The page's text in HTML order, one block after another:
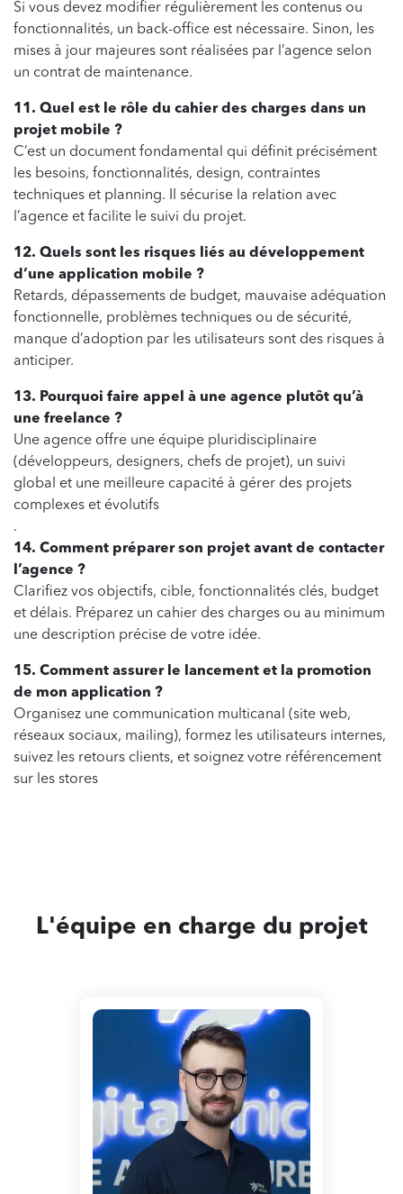
Si vous devez modifier régulièrement les contenus ou
fonctionnalités, un back-office est nécessaire. Sinon, les
mises à jour majeures sont réalisées par l’agence selon
un contrat de maintenance.
11. Quel est le rôle du cahier des charges dans un
projet mobile ?
C’est un document fondamental qui définit précisément
les besoins, fonctionnalités, design, contraintes
techniques et planning. Il sécurise la relation avec
l’agence et facilite le suivi du projet.
12. Quels sont les risques liés au développement
d’une application mobile ?
Retards, dépassements de budget, mauvaise adéquation
fonctionnelle, problèmes techniques ou de sécurité,
manque d’adoption par les utilisateurs sont des risques à
anticiper.
13. Pourquoi faire appel à une agence plutôt qu’à
une freelance ?
Une agence offre une équipe pluridisciplinaire
(développeurs, designers, chefs de projet), un suivi
global et une meilleure capacité à gérer des projets
complexes et évolutifs
.
14. Comment préparer son projet avant de contacter
l’agence ?
Clarifiez vos objectifs, cible, fonctionnalités clés, budget
et délais. Préparez un cahier des charges ou au minimum
une description précise de votre idée.
15. Comment assurer le lancement et la promotion
de mon application ?
Organisez une communication multicanal (site web,
réseaux sociaux, mailing), formez les utilisateurs internes,
suivez les retours clients, et soignez votre référencement
sur les stores
L'équipe en charge du projet